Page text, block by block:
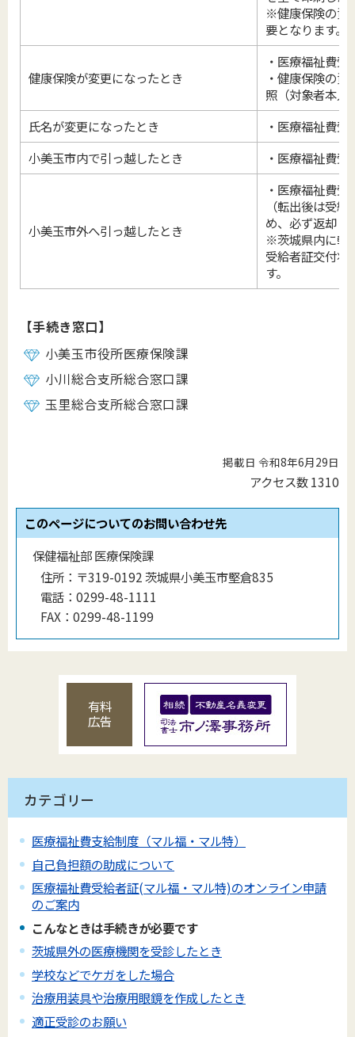
※健康保険の資
要となります。
健康保険が変更になったとき
・医療福祉費受
・健康保険の
照（対象者本人
氏名が変更になったとき
・医療福祉費受
小美玉市内で引っ越したとき
・医療福祉費受
小美玉市外へ引っ越したとき
・医療福祉費受
（転出後は受
め、必ず返却し
※茨城県内に転
受給者証交付状
す。
【手続き窓口】
小美玉市役所医療保険課
小川総合支所総合窓口課
玉里総合支所総合窓口課
掲載日 令和8年6月29日
アクセス数1310
このページについてのお問い合わせ先
保健福祉部 医療保険課
住所： 〒319-0192 茨城県小美玉市堅倉835
電話： 0299-48-1111
FAX： 0299-48-1199
有料
広告
カテゴリー
医療福祉費支給制度（マル福・マル特）
自己負担額の助成について
医療福祉費受給者証(マル福・マル特)のオンライン申請
のご案内
こんなときは手続きが必要です
茨城県外の医療機関を受診したとき
学校などでケガをした場合
治療用装具や治療用眼鏡を作成したとき
適正受診のお願い